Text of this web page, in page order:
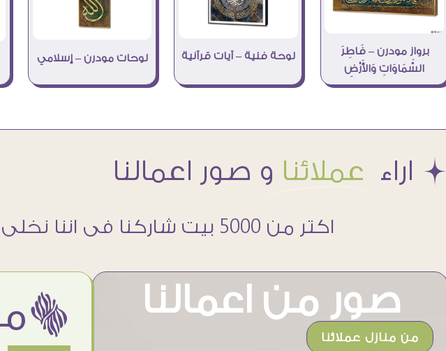
برواز مودرن – فَاطِرَ
السَّمَاوَاتِ وَالأَرْضِ
لوحة فنية – آيات قرآنية لوحات مودرن – إسلامي
Æ اراء عملائنا و صور اعمالنا
اكتر من 5000 بيت شاركنا فى اننا نخلى حوائطهم اجمل
صور من اعمالنا
من منازل عملائنا
ëمن اراء عملائنا